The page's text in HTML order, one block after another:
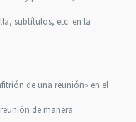
subtítulos, etc. en la
de una reunión» en el
de manera